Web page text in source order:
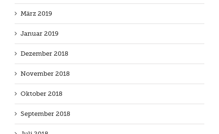
März 2019
Januar 2019
Dezember 2018
November 2018
Oktober 2018
September 2018